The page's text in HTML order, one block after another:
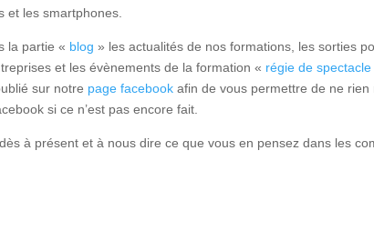
et les smartphones.
la partie « blog » les actualités de nos formations, les sorties
et les évènements de la formation « régie de
sur notre page facebook afin de vous permettre de ne rien
si ce n’est pas encore fait.
à présent et à nous dire ce que vous en pensez dans les